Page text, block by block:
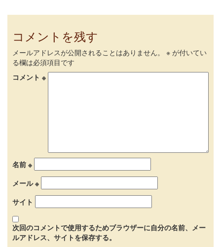
コメントを残す
メールアドレスが公開されることはありません。 ※ が付いてい
る欄は必須項目です
コメント ※
名前 ※
メール※
サイト
次回のコメントで使用するためブラウザーに自分の名前、メー
ルアドレス、サイトを保存する。